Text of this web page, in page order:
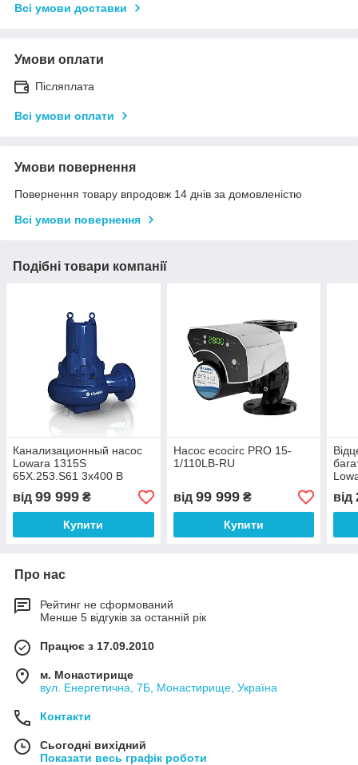
Всі умови доставки
Умови оплати
Післяплата
Всі умови оплати
Умови повернення
Повернення товару впродовж 14 днів за домовленістю
Всі умови повернення
Подібні товари компанії
Канализационный насос
Lowara 1315S
65X.253.S61 3x400 B
від 99 999 ₴
Купити
Насос ecocirc PRO 15-
1/110LB-RU
від 99 999₴
Купити
від
Про нас
Рейтинг не сформований
Менше 5 відгуків за останній рік
Працює з 17.09.2010
м. Монастирище
вул. Енергетична, 7Б, Монастирище, Україна
Контакти
Сьогодні вихідний
Показати весь графік роботи